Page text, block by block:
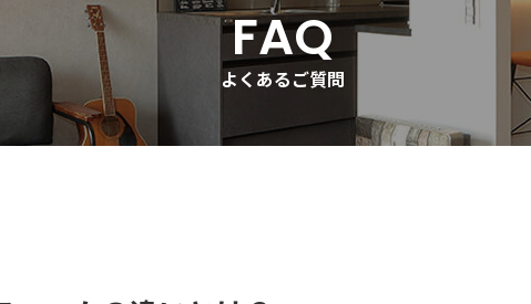
FAQ
よくあるご質問